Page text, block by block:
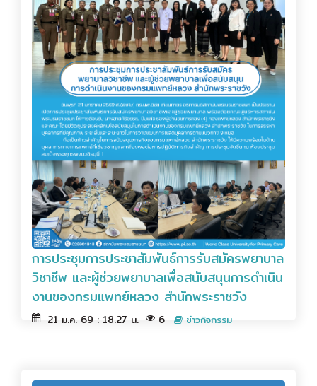
การประชุมการประชาสัมพันธ์การรับสมัครพยาบาล
วิชาชีพ และผู้ช่วยพยาบาลเพื่อสนับสนุนการดำเนิน
งานของกรมแพทย์หลวง สำนักพระราชวัง
21 ม.ค. 69 : 18.27 น. 6 ข่าวกิจกรรม